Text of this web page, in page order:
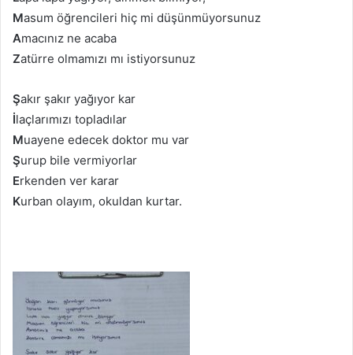
Masum öğrencileri hiç mi düşünmüyorsunuz
Amacınız ne acaba
Zatürre olmamızı mı istiyorsunuz
Şakır şakır yağıyor kar
İlaçlarımızı topladılar
Muayene edecek doktor mu var
Şurup bile vermiyorlar
Erkenden ver karar
Kurban olayım, okuldan kurtar.